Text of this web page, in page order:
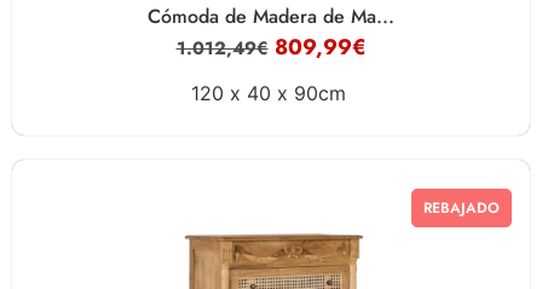
Cómoda de Madera de Ma...
1.012,49€ 809,99€
120 x 40 x 90cm
REBAJADO